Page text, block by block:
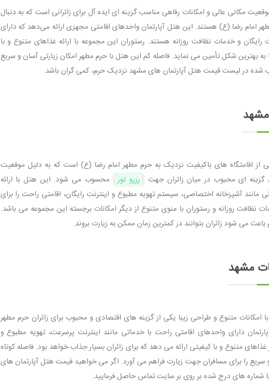
مکانی عالی و امکانات رفاهی مناسب گزینه‌ ای ایده‌ آل برای زائرانی است که به دنبال
امام رضا (ع) هستند. این هتل آپارتمان واحدهای اقامتی مجهزی ارائه می‌دهد که دارای
رایگان و خدمات نظافت روزانه هستند. رستوران این مجموعه با ارائه غذاهای متنوع و با
به بهترین شکل تأمین می نماید. فاصله کم این هتل با حرم مطهر امکان زیارتی آسان و سریع
شده در لیست قیمت هتل آپارتمان های مشهد نزدیک حرم، کمی گران باشد.
مشهد
از اقامتگاه‌ های باکیفیت نزدیک به حرم مطهر امام رضا (ع) است که به دلیل موقعیت
ای محبوب در میان زائران جهت
رزرو تور
محسوب می‌ شود. این هتل با ارائه
مانند آشپزخانه اختصاصی، سیستم تهویه مطبوع و اینترنت رایگان، اقامتی راحت را برای
نظافت روزانه و رستوران با منوی متنوع از دیگر امکانات برجسته این مجموعه می باشد.
می‌ شود زائران بتوانند در کمترین زمان ممکن به زیارت بروند.
مشهد
با امکانات متنوع و طراحی زیبا یکی از گزینه‌ های اقتصادی و محبوب برای زائران حرم مطهر
دارای واحدهای اقامتی راحت با خدماتی مانند اینترنت پرسرعت، تهویه مطبوع و
متنوع و با کیفیتی ارائه می‌ دهد که برای زائران بسیار جذاب خواهد بود. فاصله کوتاه
را برای مسافران جهت زیارت فراهم می آورد. اگر می خواهید قیمت هتل آپارتمان های
شماره های درج شده بر روی بر سایت تماس حاصل فرمایید.